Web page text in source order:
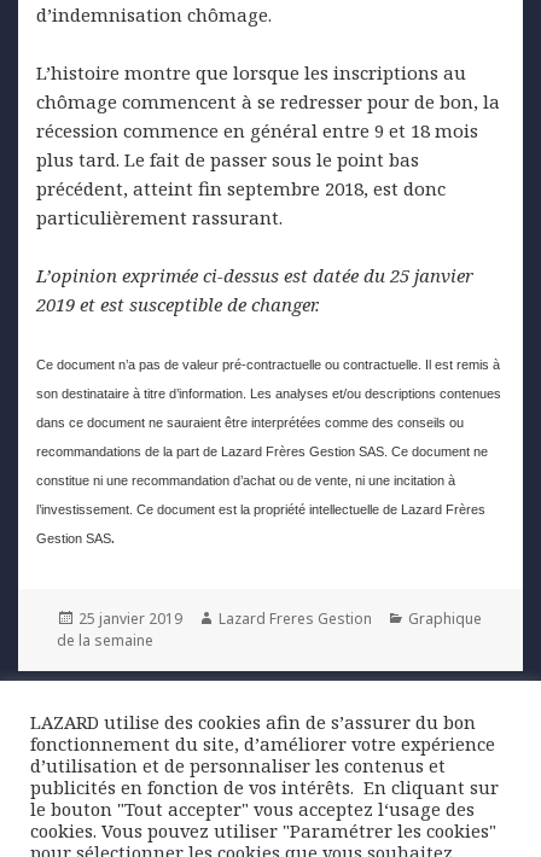
d’indemnisation chômage.
L’histoire montre que lorsque les inscriptions au
chômage commencent à se redresser pour de bon, la
récession commence en général entre 9 et 18 mois
plus tard. Le fait de passer sous le point bas
précédent, atteint fin septembre 2018, est donc
particulièrement rassurant.
L’opinion exprimée ci-dessus est datée du 25 janvier
2019 et est susceptible de changer.
Ce document n’a pas de valeur pré-contractuelle ou contractuelle. Il est remis à
son destinataire à titre d’information. Les analyses et/ou descriptions contenues
dans ce document ne sauraient être interprétées comme des conseils ou
recommandations de la part de Lazard Frères Gestion SAS. Ce document ne
constitue ni une recommandation d’achat ou de vente, ni une incitation à
l’investissement. Ce document est la propriété intellectuelle de Lazard Frères
Gestion SAS.
Posted
on
25 janvier 2019 Author
Lazard Freres Gestion Categories
Graphique
de la semaine
l’article
PREVIOUS
Previous
post:
Perspectives financières 2019 | Des
actifs financiers qui intègrent un
scénario très négatif
LAZARD utilise des cookies afin de s’assurer du bon
fonctionnement du site, d’améliorer votre expérience
d’utilisation et de personnaliser les contenus et
publicités en fonction de vos intérêts. ​ En cliquant sur
le bouton "Tout accepter" vous acceptez l‘usage des
cookies. Vous pouvez utiliser "Paramétrer les cookies"
pour sélectionner les cookies que vous souhaitez